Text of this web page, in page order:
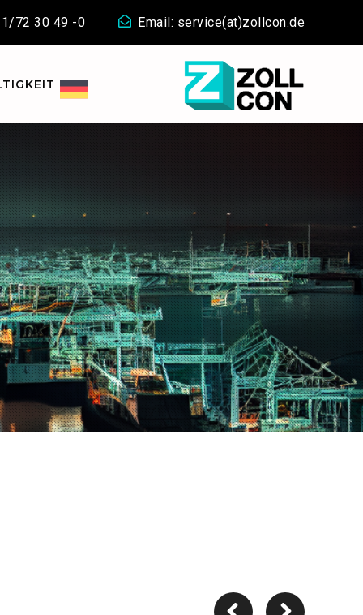
72 30 49 -0 Email: service(at)zollcon.de